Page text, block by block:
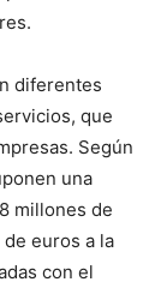
diferentes
que
Según
una
millones de
euros a la
con el